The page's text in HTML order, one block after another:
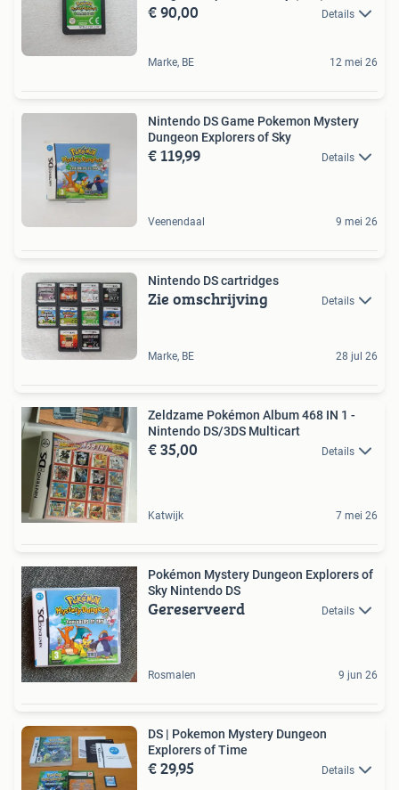
€ 90,00 Details
Marke, BE 12 mei 26
Nintendo DS Game Pokemon Mystery
Dungeon Explorers of Sky
€ 119,99 Details
Veenendaal 9 mei 26
Nintendo DS cartridges
Zie omschrijving Details
Marke, BE 28 jul 26
Zeldzame Pokémon Album 468 IN 1 -
Nintendo DS/3DS Multicart
€ 35,00 Details
Katwijk 7 mei 26
Pokémon Mystery Dungeon Explorers of
Sky Nintendo DS
Gereserveerd Details
Rosmalen 9 jun 26
DS | Pokemon Mystery Dungeon
Explorers of Time
€ 29,95 Details